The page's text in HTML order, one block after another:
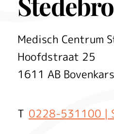
Medisch Centrum
Hoofdstraat 25
1611 AB
0228-531100 |